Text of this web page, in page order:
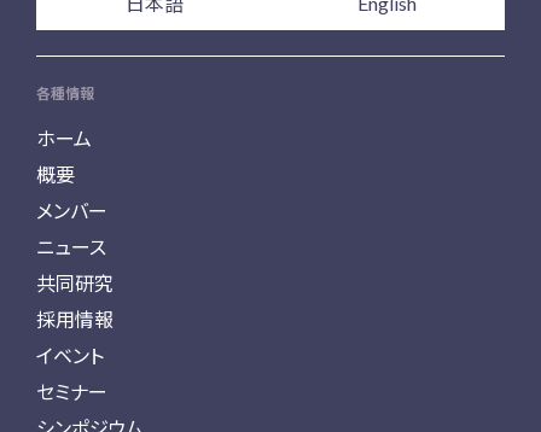
各種情報
ホーム
概要
メンバー
ニュース
共同研究
採用情報
イベント
セミナー